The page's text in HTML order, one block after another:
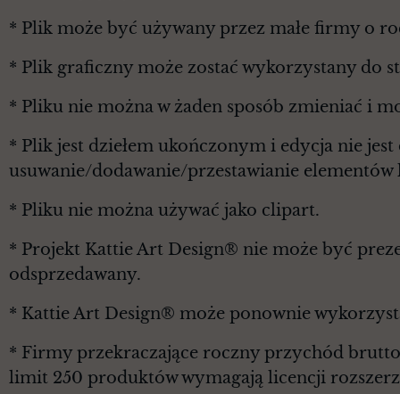
* Plik może być używany przez małe firmy o
* Plik graficzny może zostać wykorzystany do
* Pliku nie można w żaden sposób zmieniać i
* Plik jest dziełem ukończonym i edycja nie
usuwanie/dodawanie/przestawianie
* Pliku nie można używać jako clipart.
* Projekt Kattie Art Design® nie może być
odsprzedawany.
* Kattie Art Design® może ponownie
* Firmy przekraczające roczny przychód
limit 250 produktów wymagają licencji